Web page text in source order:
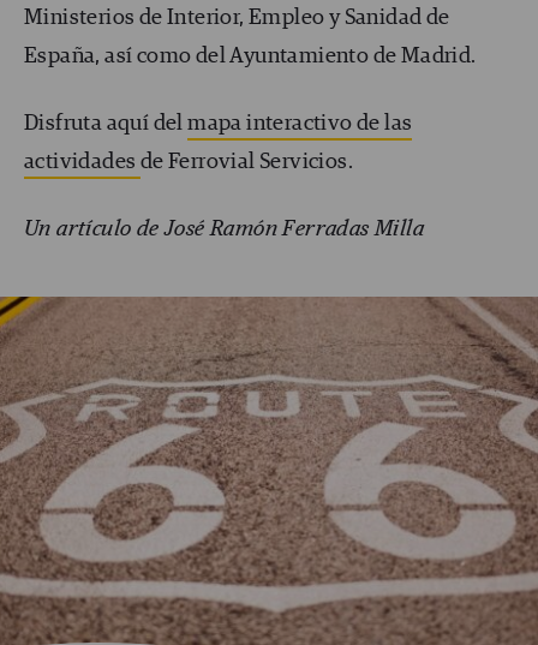
Ministerios de Interior, Empleo y Sanidad de
España, así como del Ayuntamiento de Madrid.
Disfruta aquí delmapa interactivo de las
actividades de Ferrovial Servicios.
Un artículo de José Ramón Ferradas Milla